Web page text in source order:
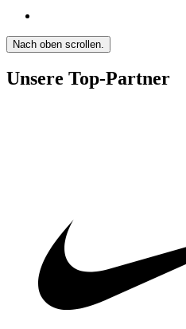
Nach oben scrollen.
Unsere Top-Partner